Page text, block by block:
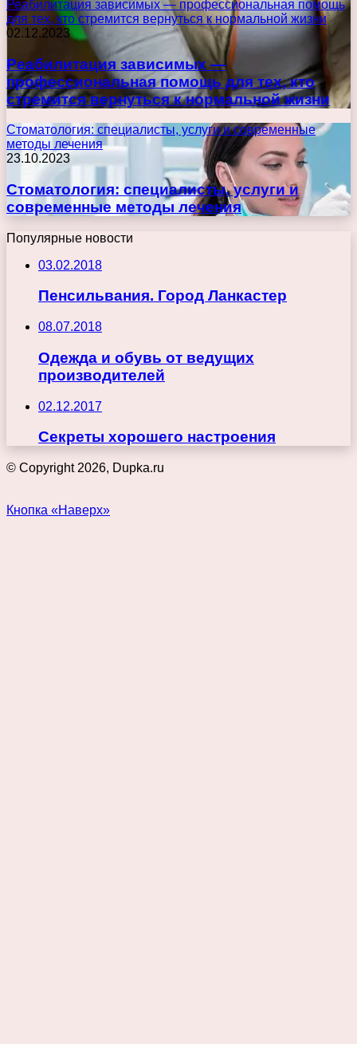
Реабилитация зависимых — профессиональная помощь
для тех, кто стремится вернуться к нормальной жизни
02.12.2023
Реабилитация зависимых —
профессиональная помощь для тех, кто
стремится вернуться к нормальной жизни
Стоматология: специалисты, услуги и современные
методы лечения
23.10.2023
Стоматология: специалисты, услуги и
современные методы лечения
Популярные новости
03.02.2018
Пенсильвания. Город Ланкастер
08.07.2018
Одежда и обувь от ведущих
производителей
02.12.2017
Секреты хорошего настроения
© Copyright 2026, Dupka.ru
Кнопка «Наверх»